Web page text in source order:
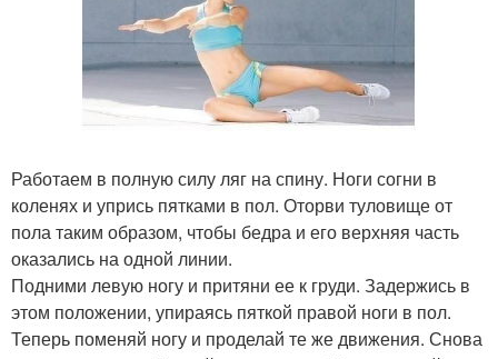
Работаем в полную силу ляг на спину. Ноги согни в
коленях и упрись пятками в пол. Оторви туловище от
пола таким образом, чтобы бедра и его верхняя часть
оказались на одной линии.
Подними левую ногу и притяни ее к груди. Задержись в
этом положении, упираясь пяткой правой ноги в пол.
Теперь поменяй ногу и проделай те же движения. Снова